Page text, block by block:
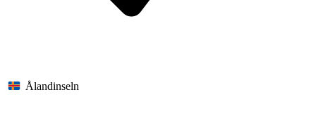
Ålandinseln